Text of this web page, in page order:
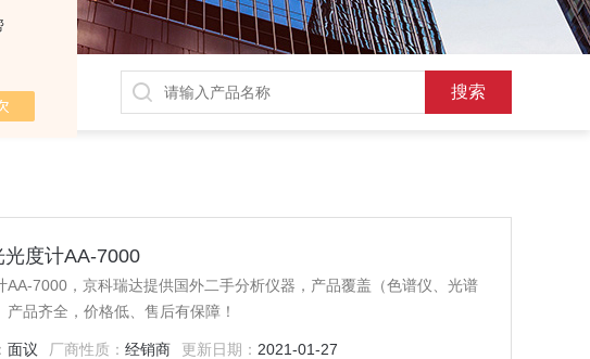
实验室产品。
度计AA-7000
AA-7000，京科瑞达提供国外二手分析仪器，产品覆盖（色谱仪、光谱
品齐全，价格低、售后有保障！
面议 厂商性质：经销商 更新日期： 2021-01-27